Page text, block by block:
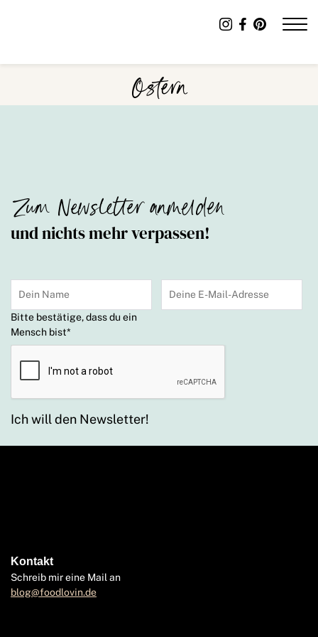
Ostern
Zum Newsletter anmelden
und nichts mehr verpassen!
Bitte bestätige, dass du ein
Mensch bist*
Ich will den Newsletter!
Kontakt
Schreib mir eine Mail an
blog@foodlovin.de